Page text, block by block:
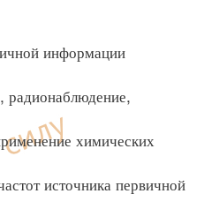
информации
радионаблюдение,
химических
источника первичной